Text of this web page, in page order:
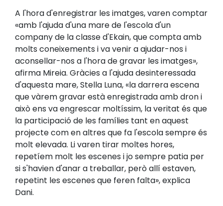
A l'hora d'enregistrar les imatges, varen comptar
«amb l'ajuda d'una mare de l'escola d'un
company de la classe d'Ekain, que compta amb
molts coneixements i va venir a ajudar-nos i
aconsellar-nos a l'hora de gravar les imatges»,
afirma Mireia. Gràcies a l'ajuda desinteressada
d'aquesta mare, Stella Luna, «la darrera escena
que vàrem gravar està enregistrada amb dron i
això ens va engrescar moltíssim, la veritat és que
la participació de les famílies tant en aquest
projecte com en altres que fa l'escola sempre és
molt elevada. Li varen tirar moltes hores,
repetíem molt les escenes i jo sempre patia per
si s'havien d'anar a treballar, però allí estaven,
repetint les escenes que feren falta», explica
Dani.